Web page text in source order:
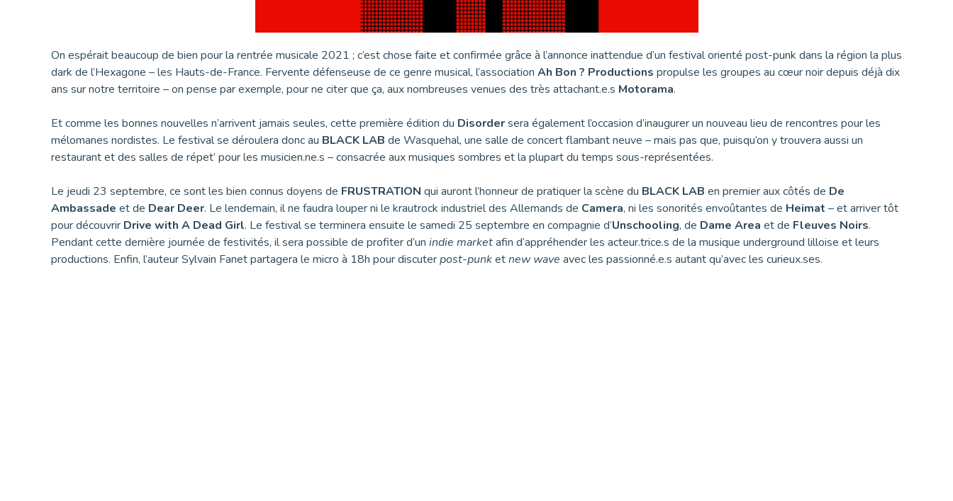
On espérait beaucoup de bien pour la rentrée musicale 2021 ; c’est chose faite et confirmée grâce à l’annonce inattendue d’un festival orienté post-punk dans la région la plus
dark de l’Hexagone – les Hauts-de-France. Fervente défenseuse de ce genre musical, l’association Ah Bon ? Productions propulse les groupes au cœur noir depuis déjà dix
ans sur notre territoire – on pense par exemple, pour ne citer que ça, aux nombreuses venues des très attachant.e.s Motorama.
Et comme les bonnes nouvelles n’arrivent jamais seules, cette première édition du Disordersera également l’occasion d’inaugurer un nouveau lieu de rencontres pour les
mélomanes nordistes. Le festival se déroulera donc au BLACK LAB de Wasquehal, une salle de concert flambant neuve – mais pas que, puisqu’on y trouvera aussi un
restaurant et des salles de répet’ pour les musicien.ne.s – consacrée aux musiques sombres et la plupart du temps sous-représentées.
Le jeudi 23 septembre, ce sont les bien connus doyens de FRUSTRATION qui auront l’honneur de pratiquer la scène du BLACK LAB en premier aux côtés de De
Ambassade et de Dear Deer. Le lendemain, il ne faudra louper ni le krautrock industriel des Allemands de Camera, ni les sonorités envoûtantes de Heimat – et arriver tôt
pour découvrir Drive with A Dead Girl. Le festival se terminera ensuite le samedi 25 septembre en compagnie d’Unschooling, de Dame Area et de Fleuves Noirs.
Pendant cette dernière journée de festivités, il sera possible de profiter d’un indie marketafin d’appréhender les acteur.trice.s de la musique underground lilloise et leurs
productions. Enfin, l’auteur Sylvain Fanet partagera le micro à 18h pour discuterpost-punketnew wave avec les passionné.e.s autant qu’avec les curieux.ses.